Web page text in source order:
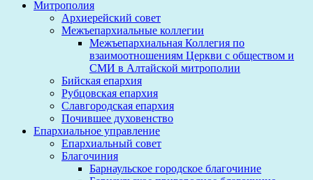
Митрополия
Архиерейский совет
Межъепархиальные коллегии
Межъепархиальная Коллегия по
взаимоотношениям Церкви с обществом и
СМИ в Алтайской митрополии
Бийская епархия
Рубцовская епархия
Славгородская епархия
Почившее духовенство
Епархиальное управление
Епархиальный совет
Благочиния
Барнаульское городское благочиние